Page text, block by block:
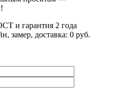
и гарантия 2 года
замер, доставка: 0 руб.